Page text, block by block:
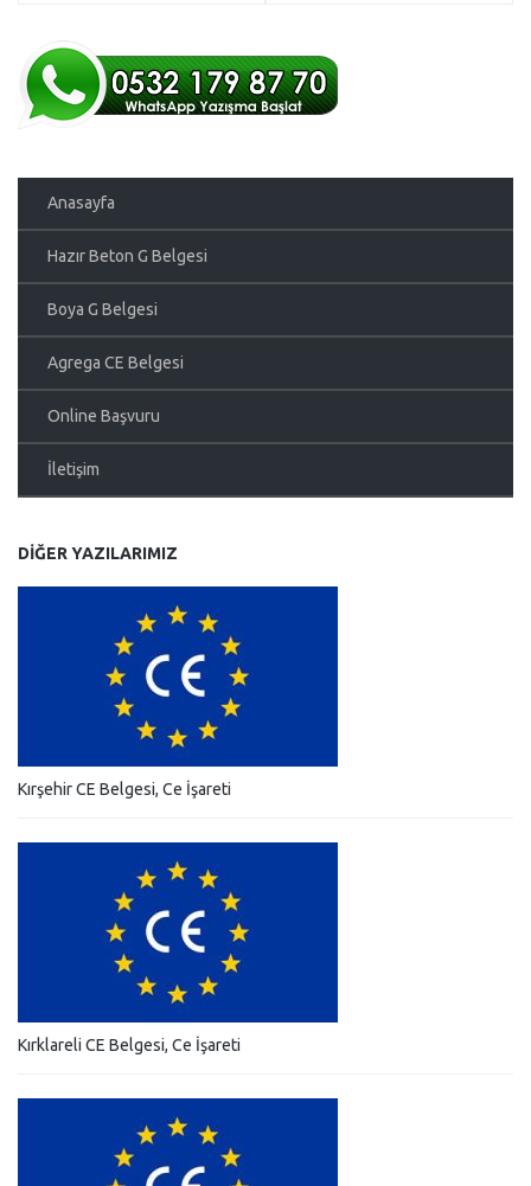
Anasayfa
Hazır Beton G Belgesi
Boya G Belgesi
Agrega CE Belgesi
Online Başvuru
İletişim
DIĞER YAZILARIMIZ
Kırşehir CE Belgesi, Ce İşareti
Kırklareli CE Belgesi, Ce İşareti